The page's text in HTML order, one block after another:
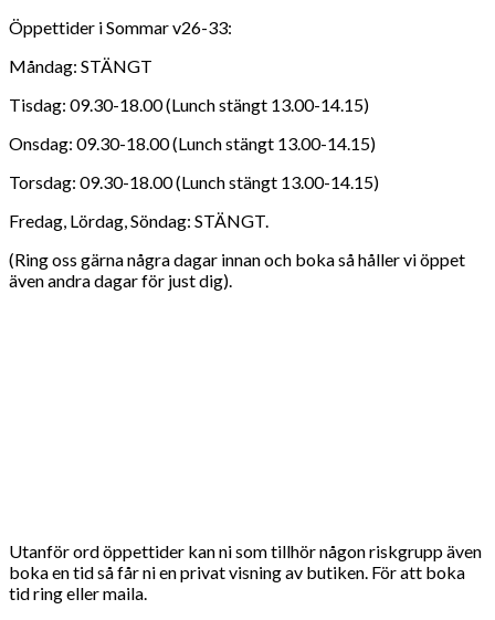
Öppettider i Sommar v26-33:
Måndag: STÄNGT
Tisdag: 09.30-18.00 (Lunch stängt 13.00-14.15)
Onsdag: 09.30-18.00 (Lunch stängt 13.00-14.15)
Torsdag: 09.30-18.00 (Lunch stängt 13.00-14.15)
Fredag, Lördag, Söndag: STÄNGT.
(Ring oss gärna några dagar innan och boka så håller vi öppet
även andra dagar för just dig).
Utanför ord öppettider kan ni som tillhör någon riskgrupp även
boka en tid så får ni en privat visning av butiken. För att boka
tid ring eller maila.